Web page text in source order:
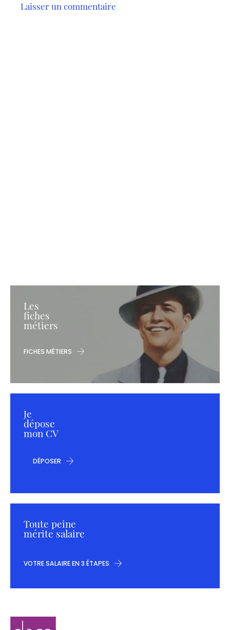
Laisser un commentaire
Les
fiches
métiers
FICHES MÉTIERS
Je
dépose
mon CV
DÉPOSER
Toute peine
mérite salaire
VOTRE SALAIRE EN 3 ÉTAPES
Navigation
Elaee